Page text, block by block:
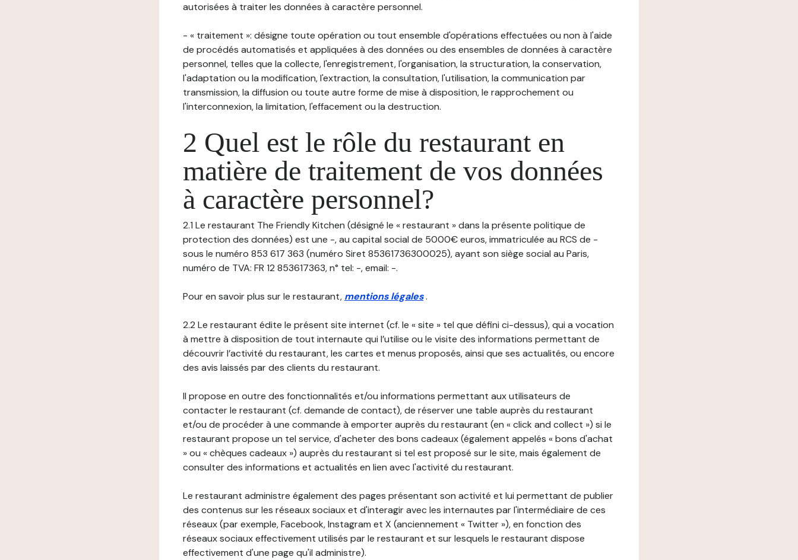
autorisées à traiter les données à caractère personnel.
- « traitement »: désigne toute opération ou tout ensemble d'opérations effectuées ou non à l'aide
de procédés automatisés et appliquées à des données ou des ensembles de données à caractère
personnel, telles que la collecte, l'enregistrement, l'organisation, la structuration, la conservation,
l'adaptation ou la modification, l'extraction, la consultation, l'utilisation, la communication par
transmission, la diffusion ou toute autre forme de mise à disposition, le rapprochement ou
l'interconnexion, la limitation, l'effacement ou la destruction.
2 Quel est le rôle du restaurant en
matière de traitement de vos données
à caractère personnel?
2.1 Le restaurant The Friendly Kitchen (désigné le « restaurant » dans la présente politique de
protection des données) est une -, au capital social de 5000€ euros, immatriculée au RCS de -
sous le numéro 853 617 363 (numéro Siret 85361736300025), ayant son siège social au Paris,
numéro de TVA: FR 12 853617363, n° tel: -, email: -.
Pour en savoir plus sur le restaurant, mentions légales.
2.2 Le restaurant édite le présent site internet (cf. le « site » tel que défini ci-dessus), qui a vocation
à mettre à disposition de tout internaute qui l’utilise ou le visite des informations permettant de
découvrir l’activité du restaurant, les cartes et menus proposés, ainsi que ses actualités, ou encore
des avis laissés par des clients du restaurant.
Il propose en outre des fonctionnalités et/ou informations permettant aux utilisateurs de
contacter le restaurant (cf. demande de contact), de réserver une table auprès du restaurant
et/ou de procéder à une commande à emporter auprès du restaurant (en « click and collect ») si le
restaurant propose un tel service, d'acheter des bons cadeaux (également appelés « bons d'achat
» ou « chèques cadeaux ») auprès du restaurant si tel est proposé sur le site, mais également de
consulter des informations et actualités en lien avec l'activité du restaurant.
Le restaurant administre également des pages présentant son activité et lui permettant de publier
des contenus sur les réseaux sociaux et d'interagir avec les internautes par l'intermédiaire de ces
réseaux (par exemple, Facebook, Instagram et X (anciennement « Twitter »), en fonction des
réseaux sociaux effectivement utilisés par le restaurant et sur lesquels le restaurant dispose
effectivement d'une page qu'il administre).